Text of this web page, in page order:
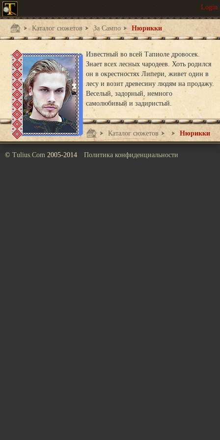
Каталог сюжетов За Сампо Нюрикки
Известный во всей Тапиоле дровосек.
Знает всех лесных чародеев. Хоть родился
он в окрестностях Липери, живет один в
лесу и возит древесину людям на продажу.
Веселый, задорный, немного
самолюбивый и задиристый.
Каталог сюжетов За Сампо
Нюрикки
© Tulius.Com 2005-2014 Политика конфиденциальности